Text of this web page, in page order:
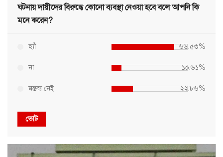
ঘটনায় দায়ীদের বিরুদ্ধে কোনো ব্যবস্থা নেওয়া হবে বলে আপনি কি
মনে করেন?
হ্যাঁ ৬৬.৫৩%
না ১০.৬১%
মন্তব্য নেই ২২.৮৬%
ভোট